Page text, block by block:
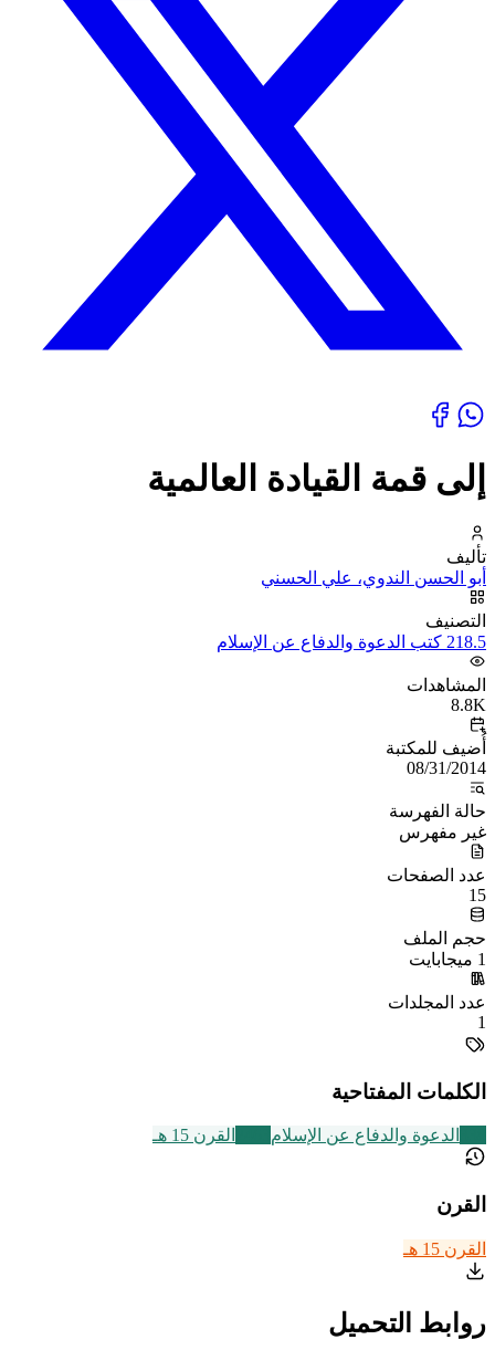
إلى قمة القيادة العالمية
تأليف
أبو الحسن الندوي، علي الحسني
التصنيف
218.5 كتب الدعوة والدفاع عن الإسلام
المشاهدات
8.8K
أُضيف للمكتبة
08/31/2014
حالة الفهرسة
غير مفهرس
عدد الصفحات
15
حجم الملف
1 ميجابايت
عدد المجلدات
1
الكلمات المفتاحية
الدعوة والدفاع عن الإسلام القرن 15 هـ
القرن
القرن 15 هـ
روابط التحميل